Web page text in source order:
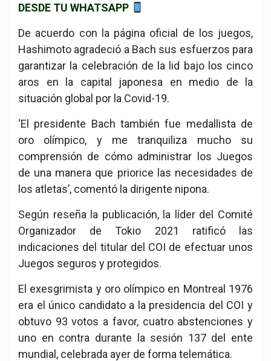
DESDE TU WHATSAPP
De acuerdo con la página oficial de los juegos,
Hashimoto agradeció a Bach sus esfuerzos para
garantizar la celebración de la lid bajo los cinco
aros en la capital japonesa en medio de la
situación global por la Covid-19.
‘El presidente Bach también fue medallista de
oro olímpico, y me tranquiliza mucho su
comprensión de cómo administrar los Juegos
de una manera que priorice las necesidades de
los atletas’, comentó la dirigente nipona.
Según reseña la publicación, la líder del Comité
Organizador de Tokio 2021 ratificó las
indicaciones del titular del COI de efectuar unos
Juegos seguros y protegidos.
El exesgrimista y oro olímpico en Montreal 1976
era el único candidato a la presidencia del COI y
obtuvo 93 votos a favor, cuatro abstenciones y
uno en contra durante la sesión 137 del ente
mundial, celebrada ayer de forma telemática.